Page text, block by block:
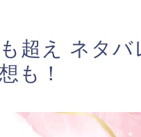
超え ネタ
も！